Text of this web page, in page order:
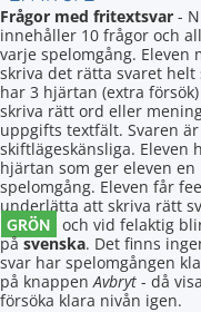
Frågor med fritextsvar -
innehåller 10 frågor och
varje spelomgång. Eleven
skriva det rätta svaret helt
har 3 hjärtan (extra
skriva rätt ord eller
uppgifts textfält. Svaren
skiftlägeskänsliga. Eleven
hjärtan som ger eleven
spelomgång. Eleven får
underlätta att skriva rätt
GRÖN och vid felaktig
påsvenska. Det finns
svar har spelomgången
på knappenAvbryt - då
försöka klara nivån igen.